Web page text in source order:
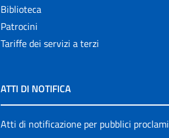
Biblioteca
Patrocini
Tariffe dei servizi a terzi
ATTI DI NOTIFICA
Atti di notificazione per pubblici proclami